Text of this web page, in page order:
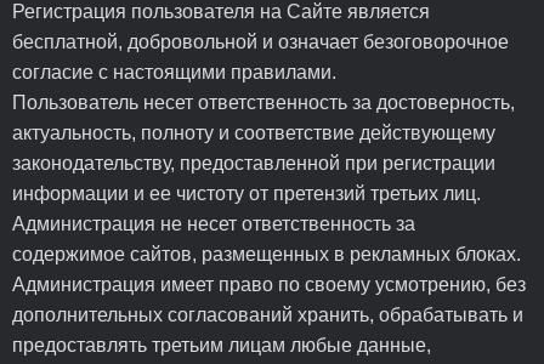
Регистрация пользователя на Сайте является
бесплатной, добровольной и означает безоговорочное
согласие с настоящими правилами.
Пользователь несет ответственность за достоверность,
актуальность, полноту и соответствие действующему
законодательству, предоставленной при регистрации
информации и ее чистоту от претензий третьих лиц.
Администрация не несет ответственность за
содержимое сайтов, размещенных в рекламных блоках.
Администрация имеет право по своему усмотрению, без
дополнительных согласований хранить, обрабатывать и
предоставлять третьим лицам любые данные,